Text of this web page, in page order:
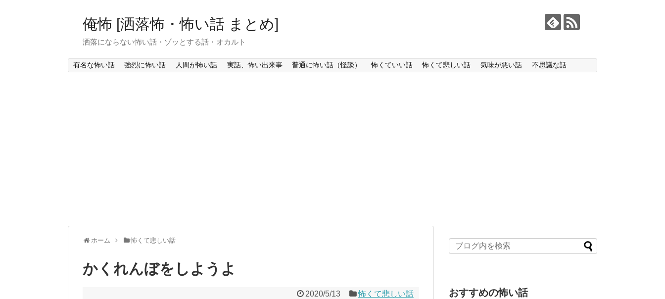
俺怖 [洒落怖・怖い話 まとめ]
洒落にならない怖い話・ゾッとする話・オカルト
有名な怖い話 強烈に怖い話 人間が怖い話 実話、怖い出来事 普通に怖い話（怪談） 怖くていい話 怖くて悲しい話 気味が悪い話 不思議な話
ホーム 怖くて悲しい話
かくれんぼをしようよ
2020/5/13 怖くて悲しい話 おすすめの怖い話